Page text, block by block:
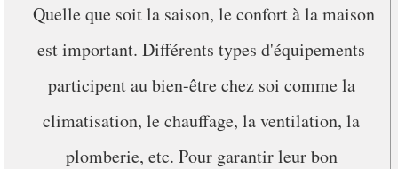
Quelle que soit la saison, le confort à la maison
est important. Différents types d'équipements
participent au bien-être chez soi comme la
climatisation, le chauffage, la ventilation, la
plomberie, etc. Pour garantir leur bon